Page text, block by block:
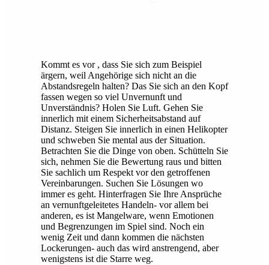
Kommt es vor , dass Sie sich zum Beispiel
ärgern, weil Angehörige sich nicht an die
Abstandsregeln halten? Das Sie sich an den Kopf
fassen wegen so viel Unvernunft und
Unverständnis? Holen Sie Luft. Gehen Sie
innerlich mit einem Sicherheitsabstand auf
Distanz. Steigen Sie innerlich in einen Helikopter
und schweben Sie mental aus der Situation.
Betrachten Sie die Dinge von oben. Schütteln Sie
sich, nehmen Sie die Bewertung raus und bitten
Sie sachlich um Respekt vor den getroffenen
Vereinbarungen. Suchen Sie Lösungen wo
immer es geht. Hinterfragen Sie Ihre Ansprüche
an vernunftgeleitetes Handeln- vor allem bei
anderen, es ist Mangelware, wenn Emotionen
und Begrenzungen im Spiel sind. Noch ein
wenig Zeit und dann kommen die nächsten
Lockerungen- auch das wird anstrengend, aber
wenigstens ist die Starre weg.